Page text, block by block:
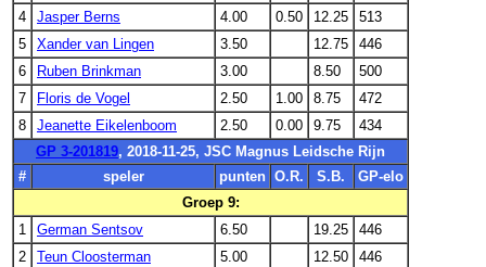
4
Jasper Berns 4.00 0.50 12.25
513
5
Xander van Lingen 3.50 12.75
446
6
Ruben Brinkman 3.00 8.50
500
7
Floris de Vogel 2.50 1.00 8.75
472
8
Jeanette Eikelenboom 2.50 0.00 9.75
434
GP 3-201819, 2018-11-25, JSC Magnus Leidsche Rijn
#
speler punten O.R. S.B.
GP-elo
Groep 9:
1
German Sentsov 6.50 19.25
446
2
Teun Cloosterman 5.00 12.50
446